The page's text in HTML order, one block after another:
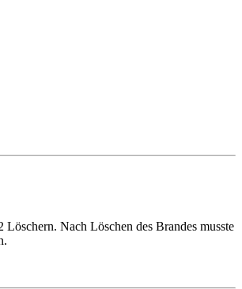
Nach Löschen des Brandes musste